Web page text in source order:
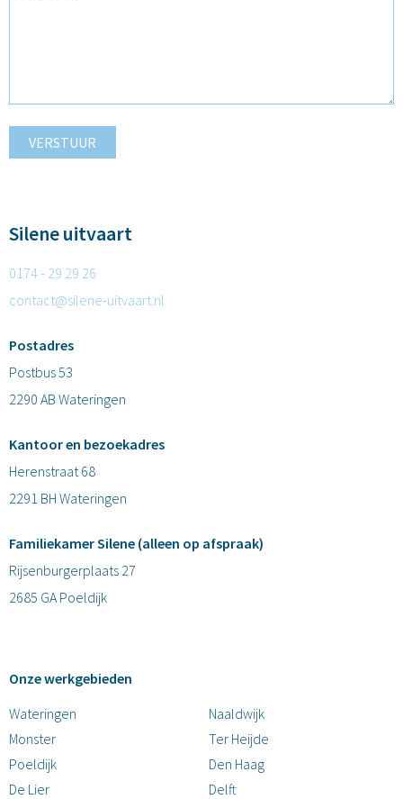
VERSTUUR
Silene uitvaart
0174 - 29 29 26
contact@silene-uitvaart.nl
Postadres
Postbus 53
2290 AB Wateringen
Kantoor en bezoekadres
Herenstraat 68
2291 BH Wateringen
Familiekamer Silene (alleen op afspraak)
Rijsenburgerplaats 27
2685 GA Poeldijk
Onze werkgebieden
Wateringen
Monster
Poeldijk
De Lier
Naaldwijk
Ter Heijde
Den Haag
Delft